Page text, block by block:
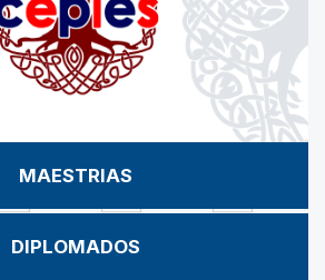
MAESTRIAS
DIPLOMADOS